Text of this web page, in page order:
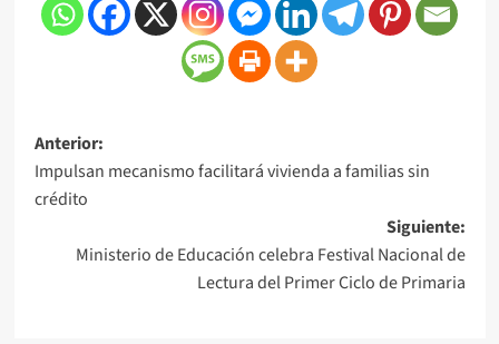
Anterior:
Impulsan mecanismo facilitará vivienda a familias sin
crédito
Siguiente:
Ministerio de Educación celebra Festival Nacional de
Lectura del Primer Ciclo de Primaria